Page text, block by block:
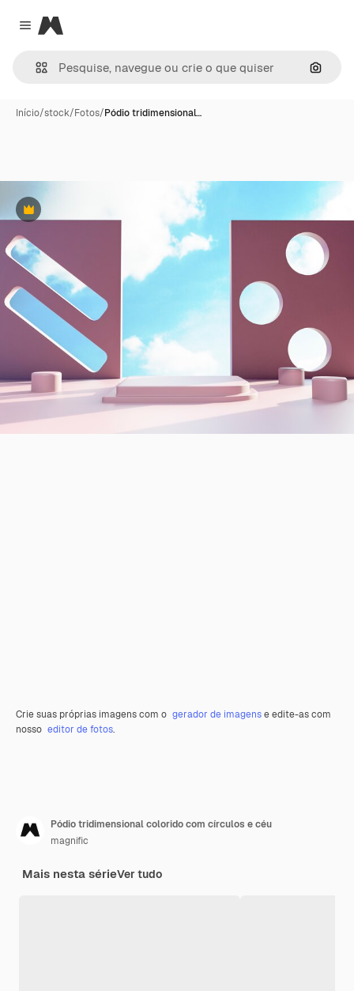
Close menu
Magnific
Início/stock/Fotos/Pódio tridimensional…
Premium
Crie suas próprias imagens com o gerador de imagense edite-as com
nosso editor de fotos.
Pódio tridimensional colorido com círculos e céu
magnific
Mais nesta sérieVer tudo